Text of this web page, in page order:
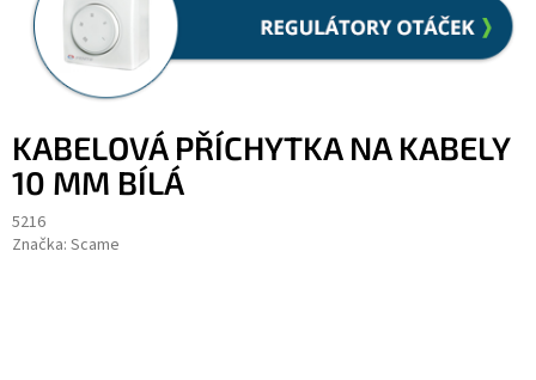
KABELOVÁ PŘÍCHYTKA NA KABELY
10 MM BÍLÁ
5216
Značka: Scame